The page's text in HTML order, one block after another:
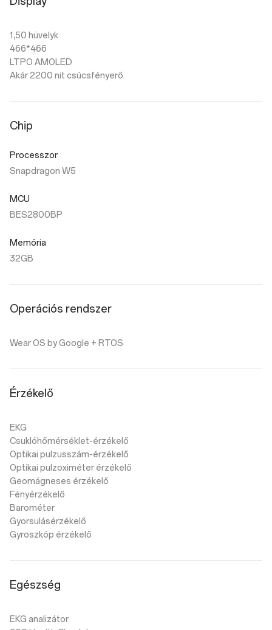
1,50 hüvelyk
466*466
LTPO AMOLED
Akár 2200 nit csúcsfényerő
Chip
Processzor
Snapdragon W5
MCU
BES2800BP
Memória
32GB
Operációs rendszer
Wear OS by Google + RTOS
Érzékelő
EKG
Csuklóhőmérséklet-érzékelő
Optikai pulzusszám-érzékelő
Optikai pulzoximéter érzékelő
Geomágneses érzékelő
Fényérzékelő
Barométer
Gyorsulásérzékelő
Gyroszkóp érzékelő
Egészség
EKG analizátor